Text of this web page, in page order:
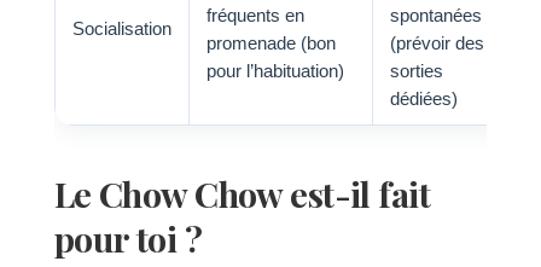
Socialisation
fréquents en
promenade (bon
pour l’habituation)
spontanées
(prévoir des
sorties
dédiées)
Le Chow Chow est-il fait
pour toi ?